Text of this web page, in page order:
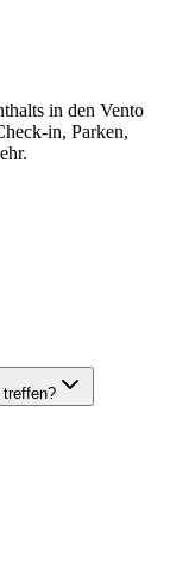
in den Vento
in, Parken,